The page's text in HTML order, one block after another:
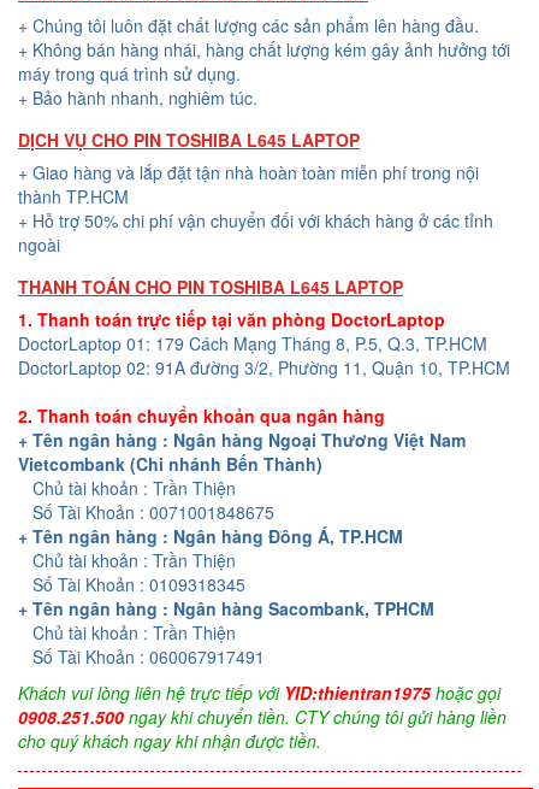
+ Chúng tôi luôn đặt chất lượng các sản phẩm lên hàng đầu.
+ Không bán hàng nhái, hàng chất lượng kém gây ảnh hưởng tới
máy trong quá trình sử dụng.
+ Bảo hành nhanh, nghiêm túc.
DỊCH VỤ CHO PIN TOSHIBA L645 LAPTOP
+ Giao hàng và lắp đặt tận nhà hoàn toàn miễn phí trong nội
thành TP.HCM
+ Hỗ trợ 50% chi phí vận chuyển đối với khách hàng ở các tỉnh
ngoài
THANH TOÁN CHO PIN TOSHIBA L645 LAPTOP
1. Thanh toán trực tiếp tại văn phòng DoctorLaptop
DoctorLaptop 01: 179 Cách Mạng Tháng 8, P.5, Q.3, TP.HCM
DoctorLaptop 02: 91A đường 3/2, Phường 11, Quận 10, TP.HCM
2. Thanh toán chuyển khoản qua ngân hàng
+ Tên ngân hàng : Ngân hàng Ngoại Thương Việt Nam
Vietcombank (Chi nhánh Bến Thành)
Chủ tài khoản : Trần Thiện
Số Tài Khoản : 0071001848675
+ Tên ngân hàng : Ngân hàng Đông Á, TP.HCM
Chủ tài khoản : Trần Thiện
Số Tài Khoản : 0109318345
+ Tên ngân hàng : Ngân hàng Sacombank, TPHCM
Chủ tài khoản : Trần Thiện
Số Tài Khoản : 060067917491
Khách vui lòng liên hệ trực tiếp với YID:thientran1975hoặc gọi
0908.251.500 ngay khi chuyển tiền. CTY chúng tôi gửi hàng liền
cho quý khách ngay khi nhận được tiền.